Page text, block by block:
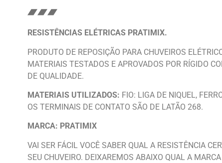
RESISTÊNCIAS ELÉTRICAS PRATIMIX.
PRODUTO DE REPOSIÇÃO PARA CHUVEIROS
MATERIAIS TESTADOS E APROVADOS POR RÍGIDO
DE QUALIDADE.
MATERIAIS UTILIZADOS: FIO: LIGA DE NIQUEL,
OS TERMINAIS DE CONTATO SÃO DE LATÃO 268.
MARCA: PRATIMIX
VAI SER FÁCIL VOCÊ SABER QUAL A RESISTÊNCIA
SEU CHUVEIRO. DEIXAREMOS ABAIXO QUAL A